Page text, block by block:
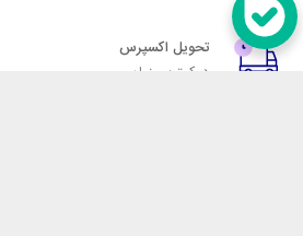
تحویل اکسپرس
در کمترین زمان